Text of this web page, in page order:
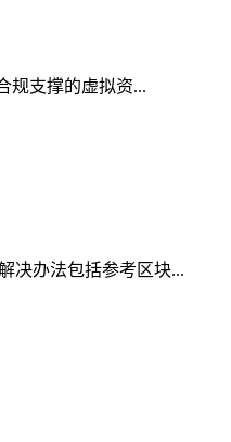
规支撑的虚拟资...
决办法包括参考区块...